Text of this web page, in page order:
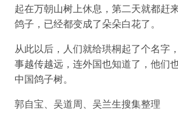
起在万朝山树上休息，第二天就都赶
鸽子，已经都变成了朵朵白花了。
从此以后，人们就给珙桐起了个名字
事越传越远，连外国也知道了，他们
中国鸽子树。
郭自宝、吴道周、吴兰生搜集整理